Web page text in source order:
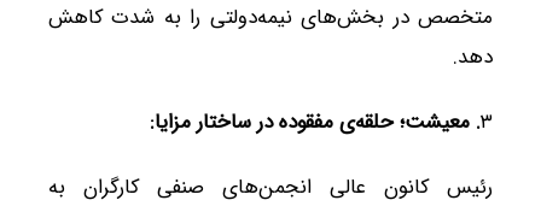
متخصص در بخش‌های نیمه‌دولتی را به شدت کاهش
دهد.
۳. معیشت؛ حلقه‌ی مفقوده در ساختار مزایا:
رئیس کانون عالی انجمن‌های صنفی کارگران به